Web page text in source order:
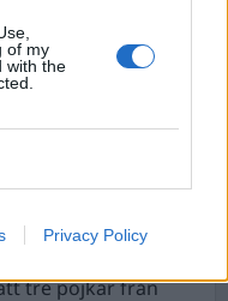
of my
with the
Privacy Policy
En
är inledd,
pågår.
utanför
av hovrätten för
tre pojkar från